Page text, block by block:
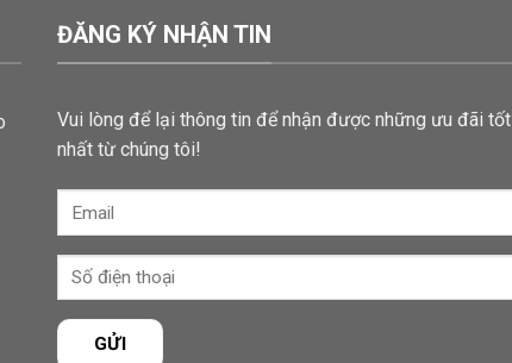
ĐĂNG KÝ NHẬN TIN
Vui lòng để lại thông tin để nhận được những ưu đãi tốt
nhất từ chúng tôi!